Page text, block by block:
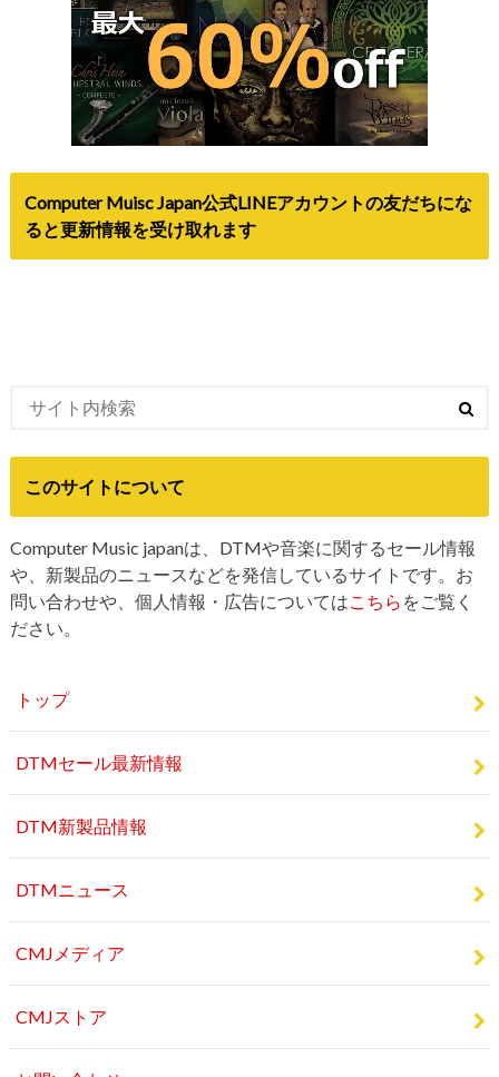
Computer Muisc Japan公式LINEアカウントの友だちにな
このサイトについて
Computer Music japanは、DTMや音楽に関するセール情報
や、新製品のニュースなどを発信しているサイトです。お
ださい。
トップ
DTMセール最新情報
DTM新製品情報
DTMニュース
CMJメディア